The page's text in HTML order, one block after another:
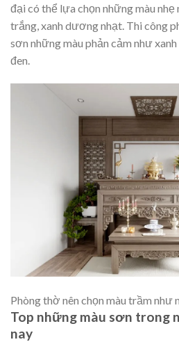
đại có thể lựa chọn những màu nhẹ
trắng, xanh dương nhạt. Thi công
sơn những màu phản cảm như
đen.
Phòng thờ nên chọn màu trầm như
Top những màu sơn trong
nay